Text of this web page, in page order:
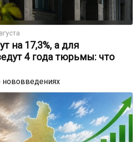
на 17,3%, а для
4 года тюрьмы: что
нововведениях